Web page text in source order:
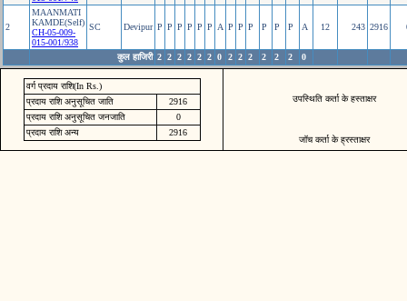
2
MAANMATI
KAMDE(Self)
CH-05-009-
015-001/938
SC Devipur P P P P P P A P P P P P P A 12 243 2916
कुल हाजिरी 2 2 2 2 2 2 0 2 2 2 2 2 2 0
वर्ग प्रदाय राशि(In Rs.)
प्रदाय राशि अनुसूचित जाति
2916
प्रदाय राशि अनुसूचित जनजाति
0
प्रदाय राशि अन्य
2916
उपस्थिति कर्ता के हस्ताक्षर
जॉच कर्ता के ह्रस्ताक्षर